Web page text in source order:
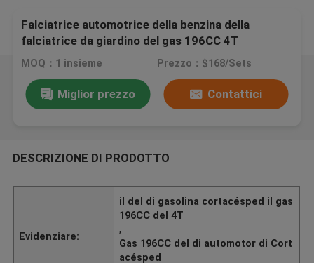
Falciatrice automotrice della benzina della
falciatrice da giardino del gas 196CC 4T
MOQ：1 insieme Prezzo：$168/Sets
Miglior prezzo Contattici
DESCRIZIONE DI PRODOTTO
Evidenziare:
il del di gasolina cortacésped il gas
196CC del 4T
,
Gas 196CC del di automotor di Cort
acésped